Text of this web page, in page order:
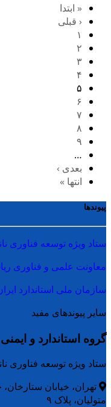
« ابتدا
‹ قبلی
۱
۲
۳
۴
۵
۶
۷
۸
۹
…
بعدی ›
انتها »
پیوندها
ستاد ویژه توسعه فناوری
معاونت علمی و فناوری
سازمان ملی استاندارد
سایر پیوندهای مفید
گروه استاندارد و ایمنی
ستاد ویژه توسعه فناوری
تهران، خیابان ستارخان،
متولیان، پلاک ۹